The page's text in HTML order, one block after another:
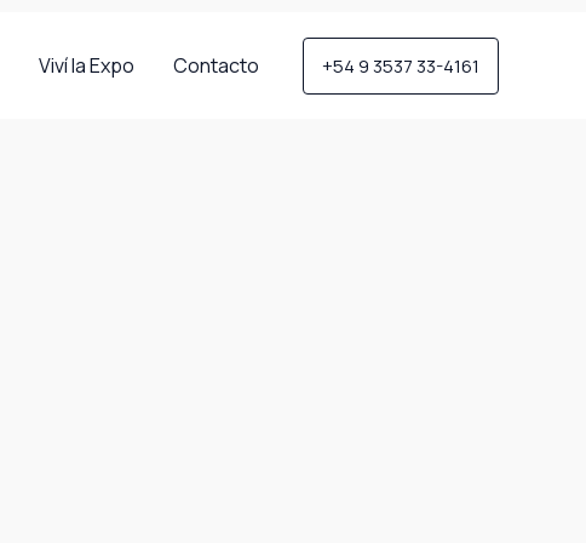
Viví la Expo Contacto +54 9 3537 33-4161